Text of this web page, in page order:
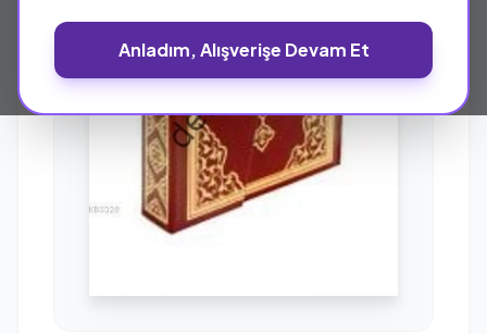
Anladım, Alışverişe Devam Et